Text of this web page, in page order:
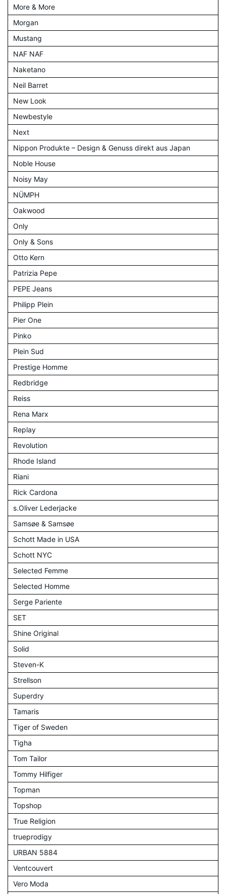
More & More
Morgan
Mustang
NAF NAF
Naketano
Neil Barret
New Look
Newbestyle
Next
Nippon Produkte – Design & Genuss direkt aus Japan
Noble House
Noisy May
NÜMPH
Oakwood
Only
Only & Sons
Otto Kern
Patrizia Pepe
PEPE Jeans
Philipp Plein
Pier One
Pinko
Plein Sud
Prestige Homme
Redbridge
Reiss
Rena Marx
Replay
Revolution
Rhode Island
Riani
Rick Cardona
s.Oliver Lederjacke
Samsøe & Samsøe
Schott Made in USA
Schott NYC
Selected Femme
Selected Homme
Serge Pariente
SET
Shine Original
Solid
Steven-K
Strellson
Superdry
Tamaris
Tiger of Sweden
Tigha
Tom Tailor
Tommy Hilfiger
Topman
Topshop
True Religion
trueprodigy
URBAN 5884
Ventcouvert
Vero Moda